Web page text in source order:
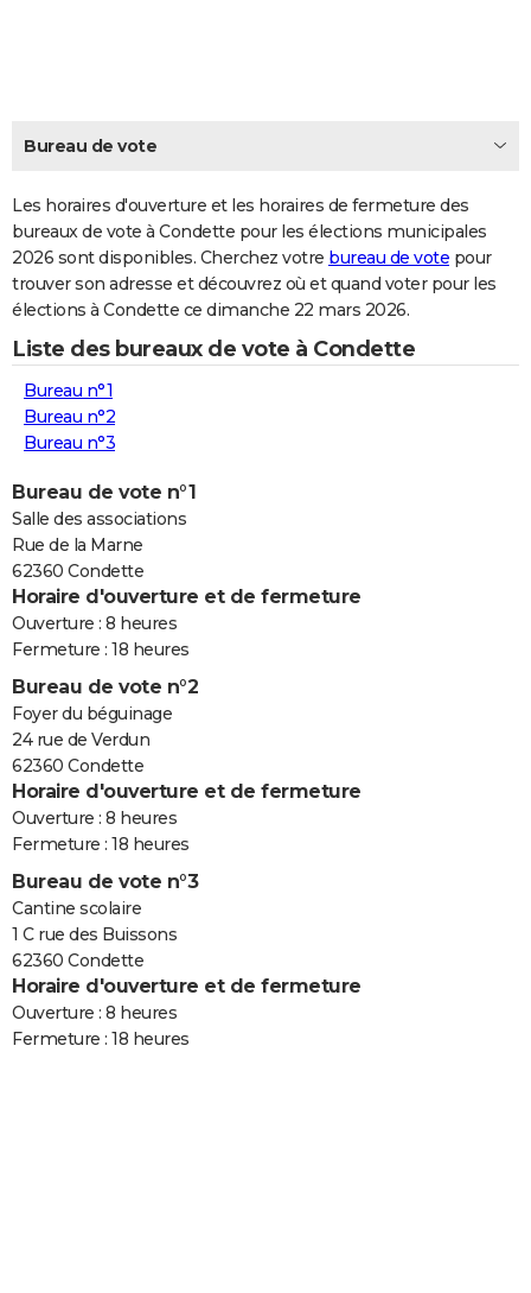
Carte de Noël
Carte Bonne année
Carte Saint-Valentin
Carte Pâques
Carte d'anniversaire
DICTIONNAIRE
Dictionnaire
Biographies
Citations
Expressions
Proverbes
PROGRAMME TV
COPAINS D'AVANT
S'inscrire
Se connecter
Lycées
Collèges
Primaires
Universités
Entreprises
Service militaire
Avis de recherche
AVIS DE DÉCÈS
FORUM
Bricolage
Lifestyle
Culture
Sport
Auto
Television
Voyage
Cinema
Bureau de vote
Les horaires d'ouverture et les horaires de fermeture des
bureaux de vote à Condette pour les élections municipales
2026 sont disponibles. Cherchez votre bureau de vote pour
trouver son adresse et découvrez où et quand voter pour les
élections à Condette ce dimanche 22 mars 2026.
Liste des bureaux de vote à Condette
Bureau n°1
Bureau n°2
Bureau n°3
Bureau de vote n°1
Salle des associations
Rue de la Marne
62360 Condette
Horaire d'ouverture et de fermeture
Ouverture : 8 heures
Fermeture : 18 heures
Bureau de vote n°2
Foyer du béguinage
24 rue de Verdun
62360 Condette
Horaire d'ouverture et de fermeture
Ouverture : 8 heures
Fermeture : 18 heures
Bureau de vote n°3
Cantine scolaire
1 C rue des Buissons
62360 Condette
Horaire d'ouverture et de fermeture
Ouverture : 8 heures
Fermeture : 18 heures